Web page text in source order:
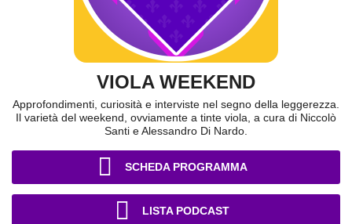
VIOLA WEEKEND
Approfondimenti, curiosità e interviste nel segno della leggerezza.
Il varietà del weekend, ovviamente a tinte viola, a cura di Niccolò
Santi e Alessandro Di Nardo.
SCHEDA PROGRAMMA
LISTA PODCAST